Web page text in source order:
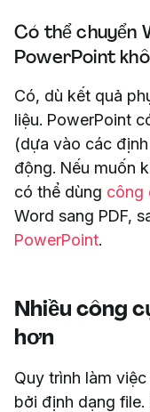
Có thể chuyển
PowerPoint
Có, dù kết quả
liệu. PowerPoint
(dựa vào các
động. Nếu muốn
có thể dùng công
Word sang PDF,
PowerPoint.
Nhiều công
hơn
Quy trình làm
bởi định dạng